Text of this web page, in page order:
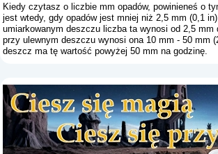
Kiedy czytasz o liczbie mm opadów, powinieneś o
jest wtedy, gdy opadów jest mniej niż 2,5 mm (0,1
umiarkowanym deszczu liczba ta wynosi od 2,5 mm
przy ulewnym deszczu wynosi ona 10 mm - 50 mm
deszcz ma tę wartość powyżej 50 mm na godzinę.